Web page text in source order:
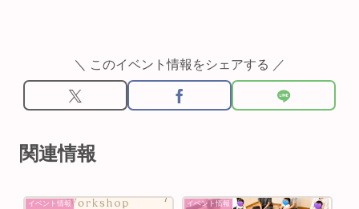
＼ このイベント情報をシェアする ／
関連情報
イベント情報 イベント情報